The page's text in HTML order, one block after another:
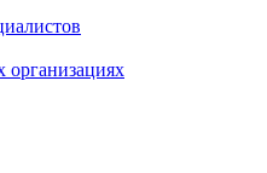
организациях